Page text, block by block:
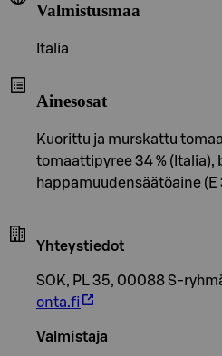
Valmistusmaa
Italia
Ainesosat
Kuorittu ja murskattu
tomaattipyree 34 % (Italia),
happamuudensäätöaine (E
Yhteystiedot
SOK, PL 35, 00088 S-
onta.fi
Valmistaja